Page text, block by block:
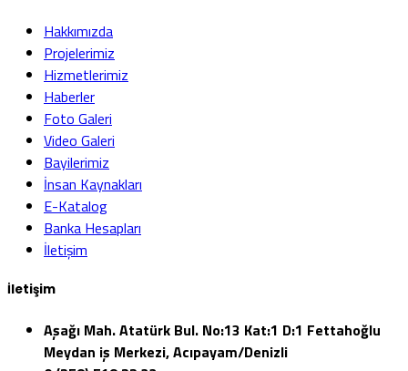
Hakkımızda
Projelerimiz
Hizmetlerimiz
Haberler
Foto Galeri
Video Galeri
Bayilerimiz
İnsan Kaynakları
E-Katalog
Banka Hesapları
İletişim
İletişim
Aşağı Mah. Atatürk Bul. No:13 Kat:1 D:1 Fettahoğlu
Meydan iş Merkezi, Acıpayam/Denizli